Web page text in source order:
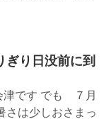
り日没前に到
です でも ７月
さは少しおさまっ